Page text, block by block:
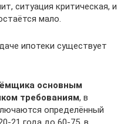
ситуация критическая, и
мало.
ипотеки существует
основным
требованиям, в
определённый